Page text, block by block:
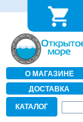
О МАГАЗИНЕ
ДОСТАВКА
КАТАЛОГ